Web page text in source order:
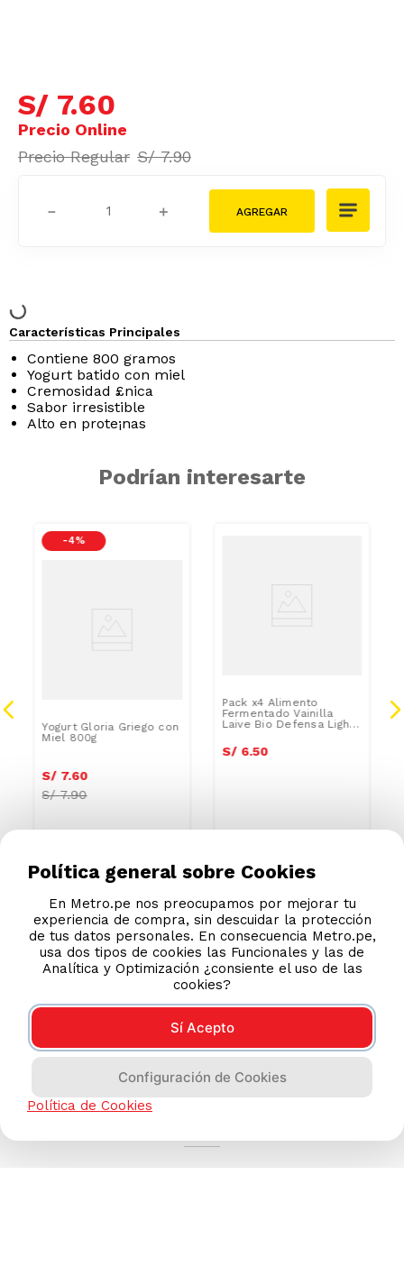
S/ 7.60
S/ 7.90
＋
－
Características Principales
Contiene 800 gramos
Yogurt batido con miel
Cremosidad £nica
Sabor irresistible
Alto en prote¡nas
Podrían interesarte
-4 %
Yogurt Gloria Griego con
Miel 800g
S/ 7.60
S/7.90
Pack x4 Alimento
Fermentado Vainilla
Laive Bio Defensa Light
S/ 6.50
Política general sobre Cookies
En Metro.pe nos preocupamos por mejorar tu
experiencia de compra, sin descuidar la protección
de tus datos personales. En consecuencia Metro.pe,
usa dos tipos de cookies las Funcionales y las de
Analítica y Optimización ¿consiente el uso de las
cookies?
Sí Acepto
Configuración de Cookies
Política de Cookies